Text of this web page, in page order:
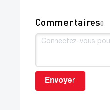
Commentaires0
Envoyer